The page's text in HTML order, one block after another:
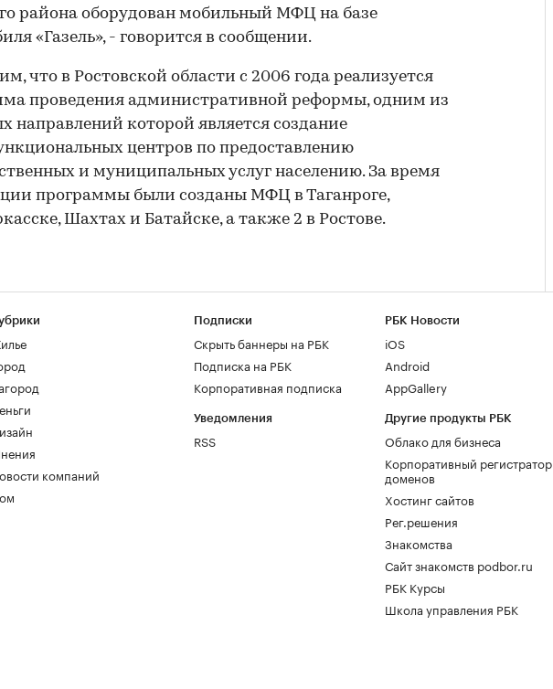
района оборудован мобильный МФЦ на базе
«Газель», - говорится в сообщении.
что в Ростовской области с 2006 года реализуется
проведения административной реформы, одним из
направлений которой является создание
центров по предоставлению
и муниципальных услуг населению. За время
программы были созданы МФЦ в Таганроге,
Шахтах и Батайске, а также 2 в Ростове.
компаний
Подписки
Скрыть баннеры на РБК
Подписка на РБК
Корпоративная подписка
Уведомления
RSS
РБК Новости
iOS
Android
AppGallery
Другие продукты РБК
Облако для бизнеса
Корпоративный регистратор
доменов
Хостинг сайтов
Рег.решения
Знакомства
Сайт знакомств podbor.ru
РБК Курсы
Школа управления РБК